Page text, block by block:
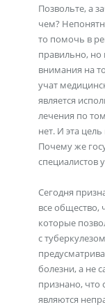
Позвольте, а
чем?
то помочь в
правильно, но
внимания на
учат
является
лечения по
нет. И эта
Почему же
специалистов
Сегодня
все общество,
которые
с
болезни, а не
признано,
являются